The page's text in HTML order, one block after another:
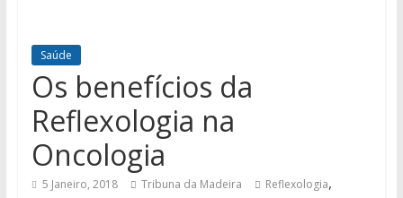
Saúde
Os benefícios da
Reflexologia na
Oncologia
5 Janeiro, 2018 Tribuna da Madeira Reflexologia,